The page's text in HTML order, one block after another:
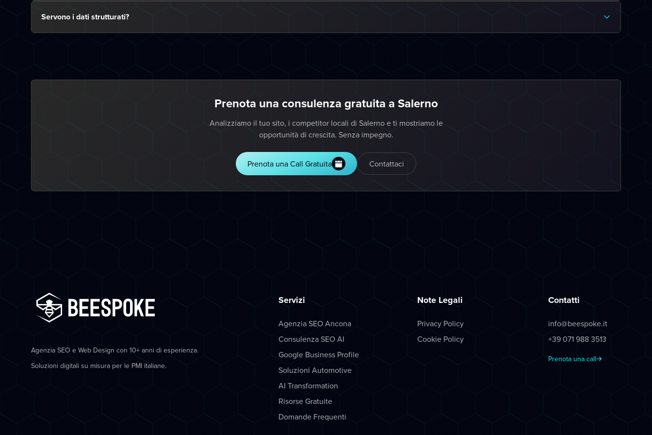
Servono i dati strutturati?
Prenota una consulenza gratuita a Salerno
Analizziamo il tuo sito, i competitor locali di Salerno e ti mostriamo le
opportunità di crescita. Senza impegno.
Prenota una Call Gratuita Contattaci
Agenzia SEO e Web Design con 10+ anni di esperienza.
Soluzioni digitali su misura per le PMI italiane.
Servizi
Agenzia SEO Ancona
Consulenza SEO AI
Google Business Profile
Soluzioni Automotive
AI Transformation
Risorse Gratuite
Domande Frequenti
Note Legali
Privacy Policy
Cookie Policy
Contatti
info@beespoke.it
+39 071 988 3513
Prenota una call